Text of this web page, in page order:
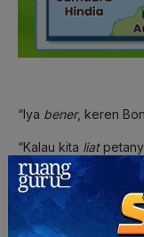
“Iya bener, keren
“Kalau kita liat
Bahkanjumlahnya
Indonesia disebut
dunia,” ucap Dafa.